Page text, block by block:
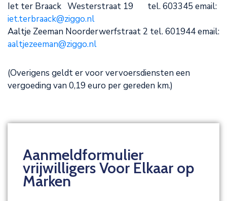
Iet ter Braack Westerstraat 19 tel. 603345 email:
iet.terbraack@ziggo.nl
Aaltje Zeeman Noorderwerfstraat 2 tel. 601944 email:
aaltjezeeman@ziggo.nl
(Overigens geldt er voor vervoersdiensten een
vergoeding van 0,19 euro per gereden km.)
Aanmeldformulier
vrijwilligers Voor Elkaar op
Marken​